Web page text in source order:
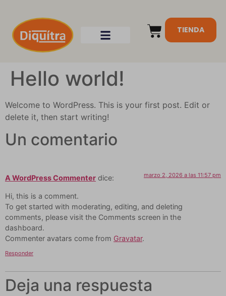
TIENDA
Hello world!
Welcome to WordPress. This is your first post. Edit or
delete it, then start writing!
Un comentario
A WordPress Commenter dice: marzo 2, 2026 a las 11:57 pm
Hi, this is a comment.
To get started with moderating, editing, and deleting
comments, please visit the Comments screen in the
dashboard.
Commenter avatars come from Gravatar.
Responder
Deja una respuesta